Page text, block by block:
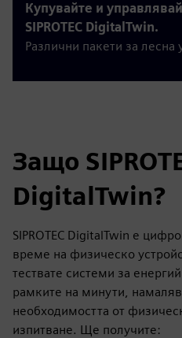
Купувайте и
SIPROTEC DigitalTwin.
Различни пакети за лесна
Защо
DigitalTwin?
SIPROTEC DigitalTwin е
време на физическо
тествате системи за
рамките на минути,
необходимостта от
изпитване. Ще получите: